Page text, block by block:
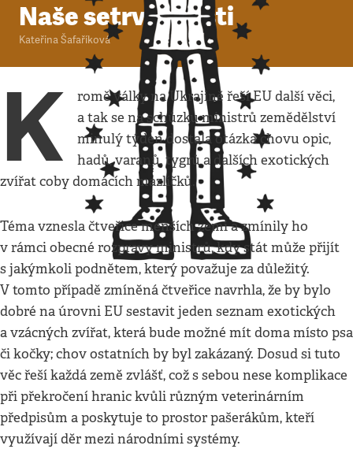
Naše setrvačnosti
Kateřina Šafaříková
K
romě války na Ukrajině řeší EU další věci,
a tak se na schůzku ministrů zemědělství
minulý týden dostala otázka chovu opic,
hadů, varanů, tygrů a dalších exotických
zvířat coby domácích mazlíčků.
Téma vznesla čtveřice menších zemí a zmínily ho
v rámci obecné rozpravy ministrů, kdy stát může přijít
s jakýmkoli podnětem, který považuje za důležitý.
V tomto případě zmíněná čtveřice navrhla, že by bylo
dobré na úrovni EU sestavit jeden seznam exotických
a vzácných zvířat, která bude možné mít doma místo psa
či kočky; chov ostatních by byl zakázaný. Dosud si tuto
věc řeší každá země zvlášť, což s sebou nese komplikace
při překročení hranic kvůli různým veterinárním
předpisům a poskytuje to prostor pašerákům, kteří
využívají děr mezi národními systémy.